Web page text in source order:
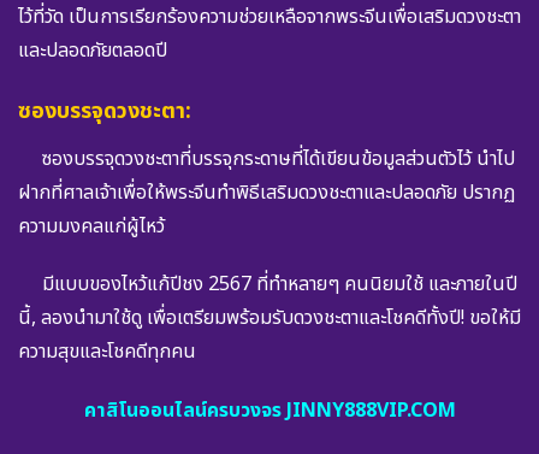
ไว้ที่วัด เป็นการเรียกร้องความช่วยเหลือจากพระจีนเพื่อเสริมดวงชะตา
และปลอดภัยตลอดปี
ซองบรรจุดวงชะตา:
ซองบรรจุดวงชะตาที่บรรจุกระดาษที่ได้เขียนข้อมูลส่วนตัวไว้ นำไป
ฝากที่ศาลเจ้าเพื่อให้พระจีนทำพิธีเสริมดวงชะตาและปลอดภัย ปรากฏ
ความมงคลแก่ผู้ไหว้
มีแบบของไหว้แก้ปีชง 2567 ที่ทำหลายๆ คนนิยมใช้ และภายในปี
นี้, ลองนำมาใช้ดู เพื่อเตรียมพร้อมรับดวงชะตาและโชคดีทั้งปี! ขอให้มี
ความสุขและโชคดีทุกคน
คาสิโนออนไลน์ครบวงจร JINNY888VIP.COM